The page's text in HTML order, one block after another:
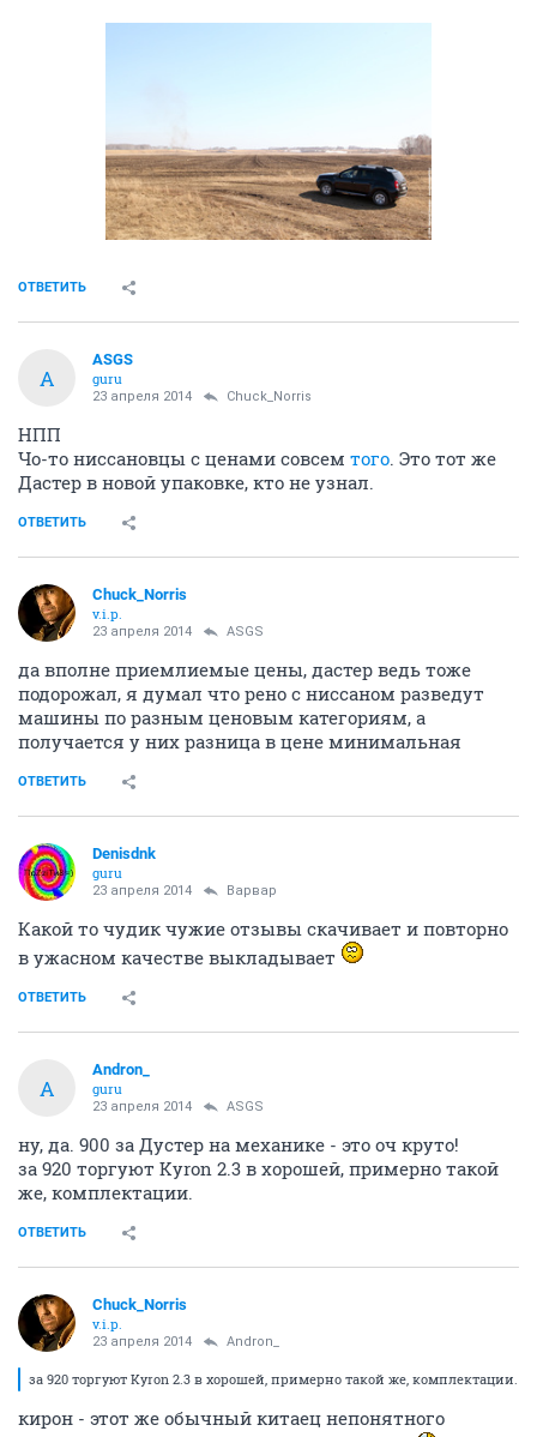
ОТВЕТИТЬ
A
ASGS
guru
23 апреля 2014 Chuck_Norris
НПП
Чо-то ниссановцы с ценами совсем того. Это тот же
Дастер в новой упаковке, кто не узнал.
ОТВЕТИТЬ
Chuck_Norris
v.i.p.
23 апреля 2014 ASGS
да вполне приемлиемые цены, дастер ведь тоже
подорожал, я думал что рено с ниссаном разведут
машины по разным ценовым категориям, а
получается у них разница в цене минимальная
ОТВЕТИТЬ
Denisdnk
guru
23 апреля 2014 Варвар
Какой то чудик чужие отзывы скачивает и повторно
в ужасном качестве выкладывает
ОТВЕТИТЬ
A
Andron_
guru
23 апреля 2014 ASGS
ну, да. 900 за Дустер на механике - это оч круто!
за 920 торгуют Kyron 2.3 в хорошей, примерно такой
же, комплектации.
ОТВЕТИТЬ
Chuck_Norris
v.i.p.
23 апреля 2014 Andron_
за 920 торгуют Kyron 2.3 в хорошей, примерно такой же, комплектации.
кирон - этот же обычный китаец непонятного